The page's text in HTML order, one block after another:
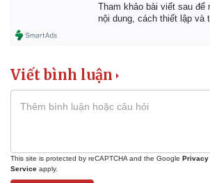
Lịch thi đấu bóng đá
Thế giới thể thao
eSports
Xe máy
Tham khảo bài viết sau để
nội dung, cách thiết lập và
Viết bình luận
This site is protected by reCAPTCHA and the Google Privacy
Service apply.